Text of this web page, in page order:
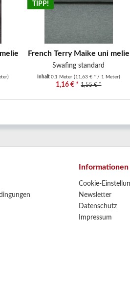
grau
TIPP!
French Terry Maike uni
Swafing standard
Inhalt 0.1 Meter (11,63 € * / 1 Meter)
1,16 € * 1,55 € *
Informationen
Cookie-
Newsletter
Datenschutz
Impressum